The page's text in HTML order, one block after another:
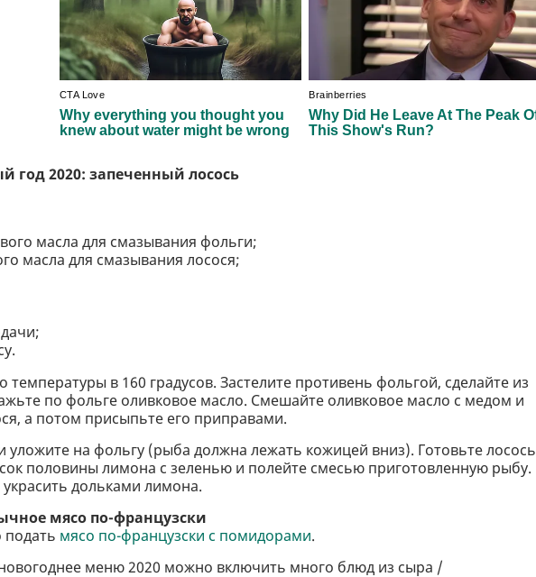
год 2020: запеченный лосось
масла для смазывания фольги;
масла для смазывания лосося;
температуры в 160 градусов. Застелите противень фольгой, сделайте из
по фольге оливковое масло. Смешайте оливковое масло с медом и
а потом присыпьте его приправами.
на фольгу (рыба должна лежать кожицей вниз). Готовьте лосось
половины лимона с зеленью и полейте смесью приготовленную рыбу.
дольками лимона.
мясо по-французски
мясо по-французски с помидорами.
меню 2020 можно включить много блюд из сыра /